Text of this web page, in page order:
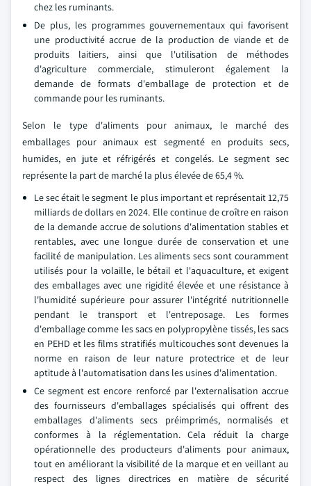
chez les ruminants.
De plus, les programmes gouvernementaux qui favorisent
une productivité accrue de la production de viande et de
produits laitiers, ainsi que l'utilisation de méthodes
d'agriculture commerciale, stimuleront également la
demande de formats d'emballage de protection et de
commande pour les ruminants.
Selon le type d'aliments pour animaux, le marché des
emballages pour animaux est segmenté en produits secs,
humides, en jute et réfrigérés et congelés. Le segment sec
représente la part de marché la plus élevée de 65,4 %.
Le sec était le segment le plus important et représentait 12,75
milliards de dollars en 2024. Elle continue de croître en raison
de la demande accrue de solutions d'alimentation stables et
rentables, avec une longue durée de conservation et une
facilité de manipulation. Les aliments secs sont couramment
utilisés pour la volaille, le bétail et l'aquaculture, et exigent
des emballages avec une rigidité élevée et une résistance à
l'humidité supérieure pour assurer l'intégrité nutritionnelle
pendant le transport et l'entreposage. Les formes
d'emballage comme les sacs en polypropylène tissés, les sacs
en PEHD et les films stratifiés multicouches sont devenues la
norme en raison de leur nature protectrice et de leur
aptitude à l'automatisation dans les usines d'alimentation.
Ce segment est encore renforcé par l'externalisation accrue
des fournisseurs d'emballages spécialisés qui offrent des
emballages d'aliments secs préimprimés, normalisés et
conformes à la réglementation. Cela réduit la charge
opérationnelle des producteurs d'aliments pour animaux,
tout en améliorant la visibilité de la marque et en veillant au
respect des lignes directrices en matière de sécurité